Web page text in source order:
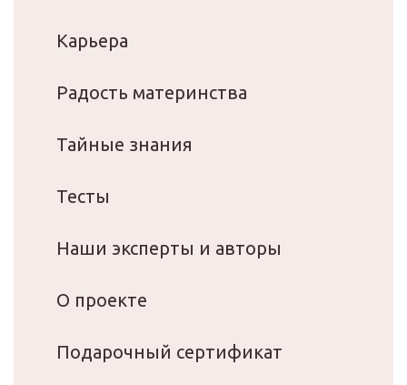
Карьера
Радость материнства
Тайные знания
Тесты
Наши эксперты и авторы
О проекте
Подарочный сертификат